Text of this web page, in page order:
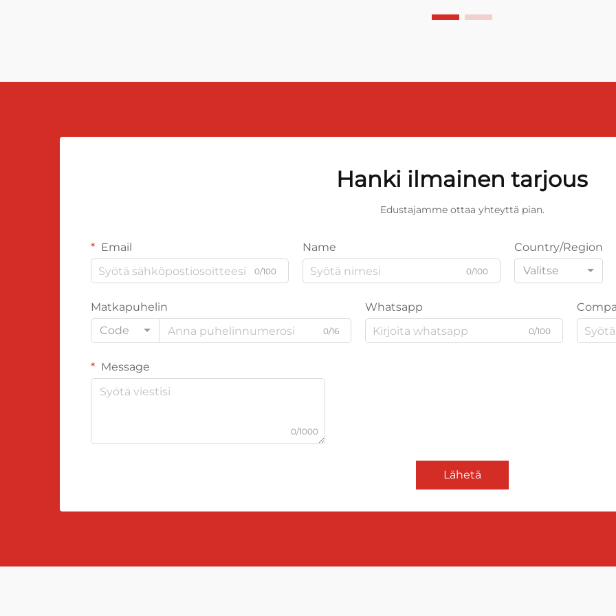
Hanki ilmainen tarjous
Edustajamme ottaa yhteyttä pian.
Email
0/100
Name
0/100
Country/Region
Valitse
Matkapuhelin
Code
0/16
Whatsapp
0/100
Message
0/1000
Lähetä